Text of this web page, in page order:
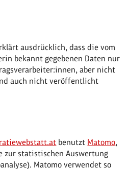
ausdrücklich, dass die vom
bekannt gegebenen Daten nur
aber nicht
auch nicht veröffentlicht
benutzt Matomo,
zur statistischen Auswertung
Matomo verwendet so